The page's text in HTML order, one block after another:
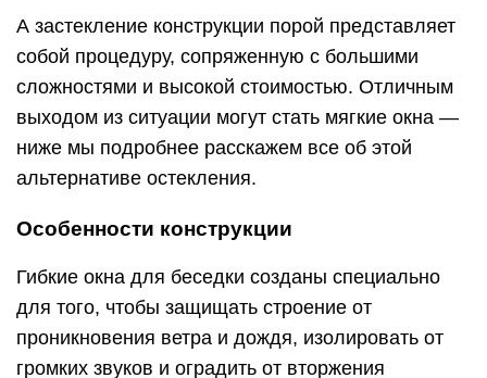
А застекление конструкции порой представляет
собой процедуру, сопряженную с большими
сложностями и высокой стоимостью. Отличным
выходом из ситуации могут стать мягкие окна —
ниже мы подробнее расскажем все об этой
альтернативе остекления.
Особенности конструкции
Гибкие окна для беседки созданы специально
для того, чтобы защищать строение от
проникновения ветра и дождя, изолировать от
громких звуков и оградить от вторжения